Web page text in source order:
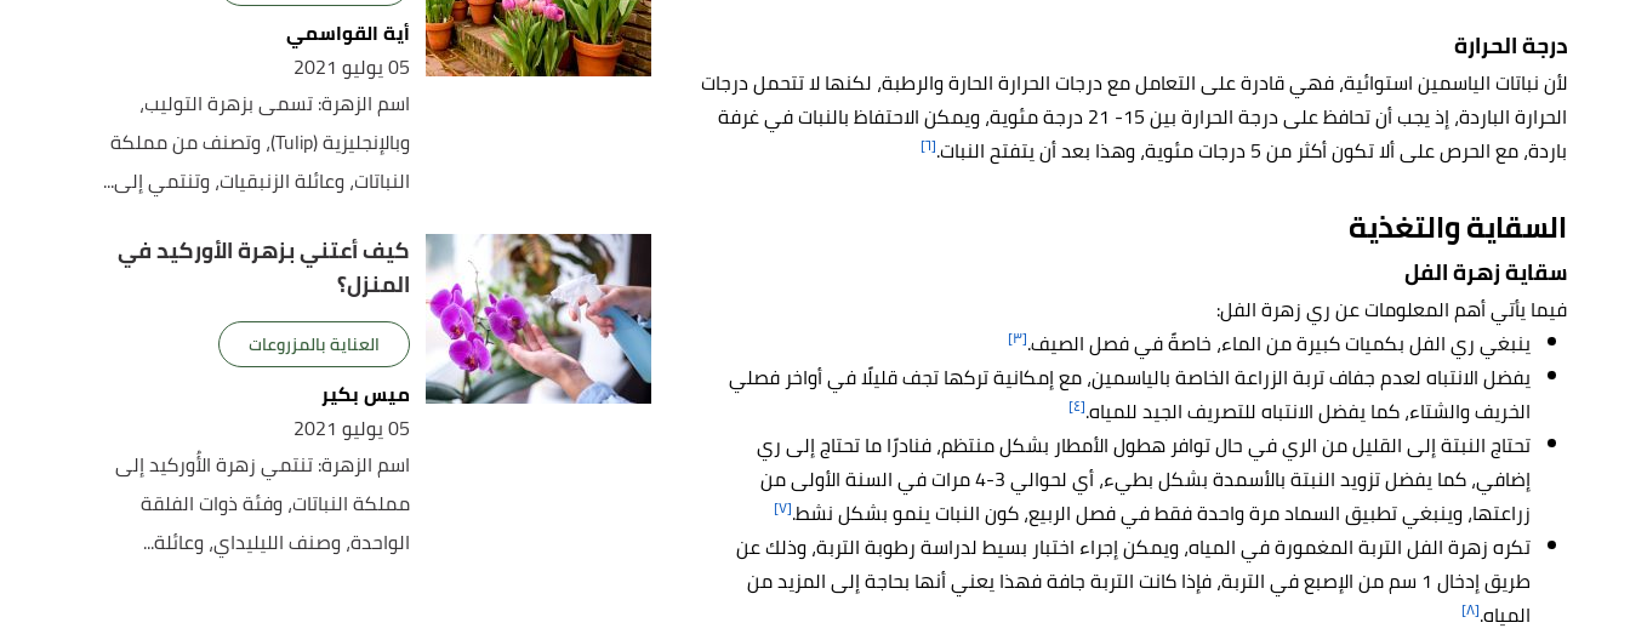
درجة الحرارة
لأن نباتات الياسمين استوائية، فهي قادرة على التعامل مع درجات الحرارة الحارة والرطبة، لكنها لا تتحمل درجات
الحرارة الباردة، إذ يجب أن تحافظ على درجة الحرارة بين 15- 21 درجة مئوية، ويمكن الاحتفاظ بالنبات في غرفة
باردة، مع الحرص على ألا تكون أكثر من 5 درجات مئوية، وهذا بعد أن يتفتح النبات.
[٦]
السقاية والتغذية
سقاية زهرة الفل
فيما يأتي أهم المعلومات عن ري زهرة الفل:
ينبغي ري الفل بكميات كبيرة من الماء، خاصةً في فصل الصيف.[٣]
يفضل الانتباه لعدم جفاف تربة الزراعة الخاصة بالياسمين، مع إمكانية تركها تجف قليلًا في أواخر فصلي
الخريف والشتاء، كما يفضل الانتباه للتصريف الجيد للمياه.[٤]
تحتاج النبتة إلى القليل من الري في حال توافر هطول الأمطار بشكل منتظم، فنادرًا ما تحتاج إلى ري
إضافي، كما يفضل تزويد النبتة بالأسمدة بشكل بطيء، أي لحوالي 3-4 مرات في السنة الأولى من
زراعتها، وينبغي تطبيق السماد مرة واحدة فقط في فصل الربيع، كون النبات ينمو بشكل نشط.[٧]
تكره زهرة الفل التربة المغمورة في المياه، ويمكن إجراء اختبار بسيط لدراسة رطوبة التربة، وذلك عن
طريق إدخال 1 سم من الإصبع في التربة، فإذا كانت التربة جافة فهذا يعني أنها بحاجة إلى المزيد من
المياه.[٨]
أية القواسمي
05 يوليو 2021
اسم الزهرة: تسمى بزهرة التوليب،
وبالإنجليزية (Tulip)، وتصنف من مملكة
النباتات، وعائلة الزنبقيات، وتنتمي إلى...
كيف أعتني بزهرة الأوركيد في
المنزل؟
العناية بالمزروعات
ميس بكير
05 يوليو 2021
اسم الزهرة: تنتمي زهرة الأُوركيد إلى
مملكة النباتات، وفئة ذوات الفلقة
الواحدة، وصنف الليليداي، وعائلة...